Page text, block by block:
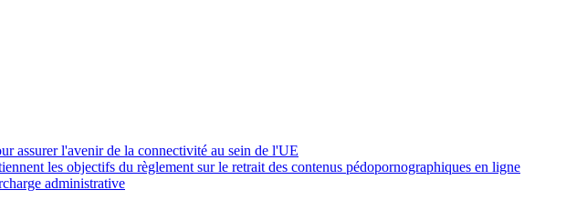
assurer l'avenir de la connectivité au sein de l'UE
les objectifs du règlement sur le retrait des contenus pédopornographiques en ligne
administrative